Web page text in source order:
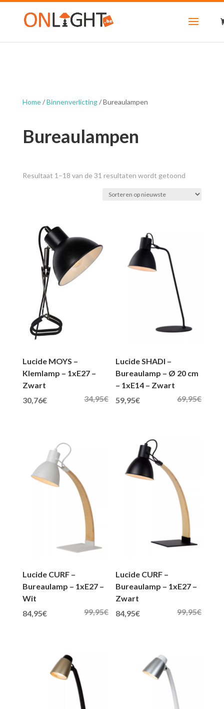
Home/Binnenverlicting/ Bureaulampen
Bureaulampen
Resultaat 1–18 van de 31 resultaten wordt getoondGesorteerd
nieuwste
Lucide MOYS –
Klemlamp – 1xE27 –
Zwart
34,95€
Oorspronkelijke prijs was: 34,95€.
30,76€Huidige prijs is: 30,76€.
Lucide SHADI –
Bureaulamp – Ø 20 cm
– 1xE14 – Zwart
69,95€
Oorspronkelijke prijs was: 69,95€.
59,95€Huidige prijs is: 59,95€.
Lucide CURF –
Bureaulamp – 1xE27 –
Wit
99,95€
Oorspronkelijke prijs was: 99,95€.
84,95€Huidige prijs is: 84,95€.
Lucide CURF –
Bureaulamp – 1xE27 –
Zwart
99,95€
Oorspronkelijke prijs was: 99,95€.
84,95€Huidige prijs is: 84,95€.